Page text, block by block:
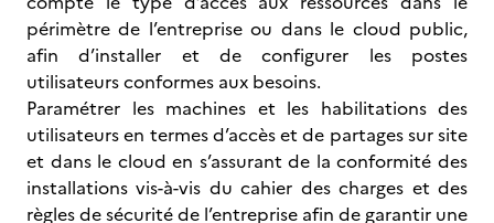
périmètre de l’entreprise ou dans le cloud public,
afin d’installer et de configurer les postes
utilisateurs conformes aux besoins.
Paramétrer les machines et les habilitations des
utilisateurs en termes d’accès et de partages sur site
et dans le cloud en s’assurant de la conformité des
installations vis-à-vis du cahier des charges et des
règles de sécurité de l’entreprise afin de garantir une